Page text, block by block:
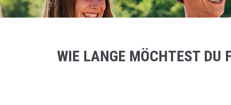
WIE LANGE MÖCHTEST DU